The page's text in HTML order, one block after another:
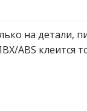
ABS клеится
на детали,